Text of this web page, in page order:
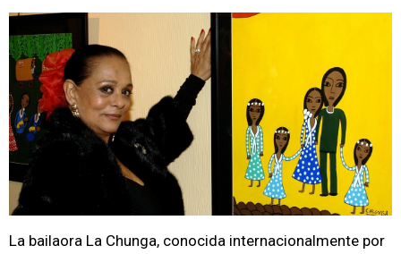
La bailaora La Chunga, conocida internacionalmente por